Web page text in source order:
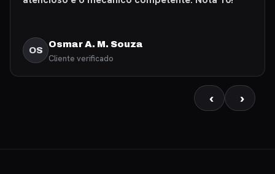
OS
Osmar A. M. Souza
Cliente verificado
‹ ›